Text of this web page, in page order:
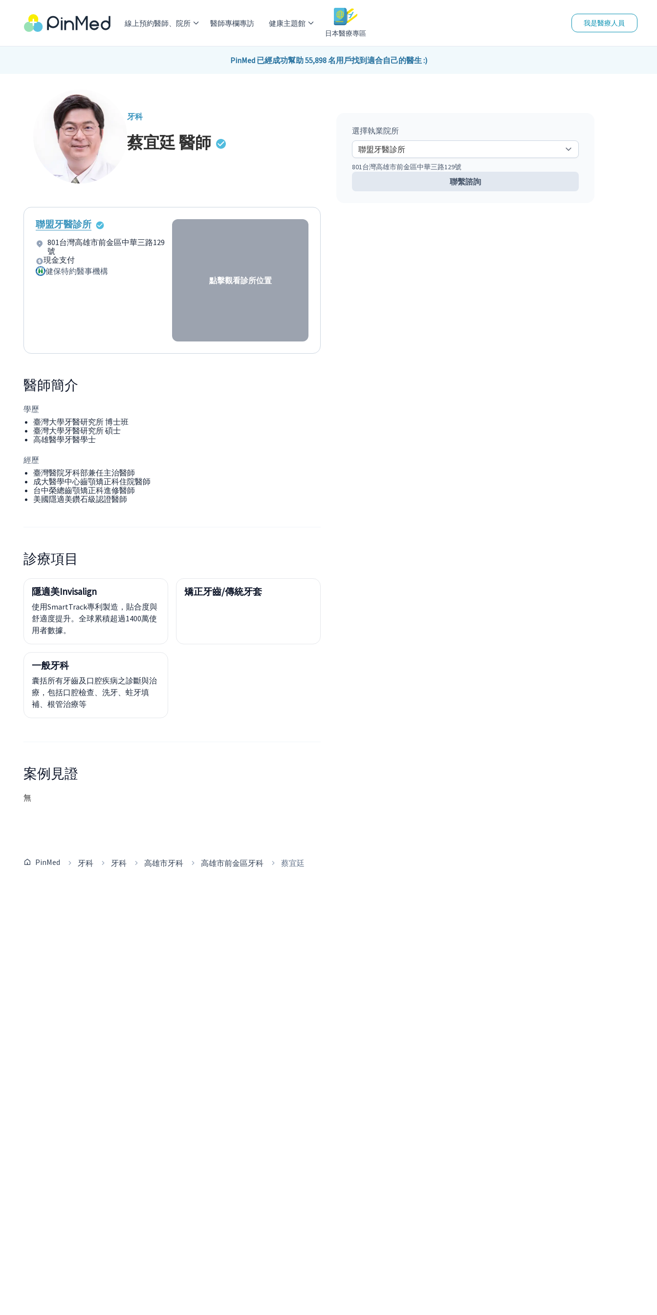
線上預約醫師、院所 醫師專欄專訪 健康主題館
日本醫療專區
我是醫療人員
PinMed 已經成功幫助 55,898 名用戶找到適合自己的醫生 :)
牙科
蔡宜廷醫師
聯盟牙醫診所
801台灣高雄市前金區中華三路129
號
現金支付
健保特約醫事機構
點擊觀看診所位置
醫師簡介
學歷
臺灣大學牙醫研究所 博士班
臺灣大學牙醫研究所 碩士
高雄醫學牙醫學士
經歷
臺灣醫院牙科部兼任主治醫師
成大醫學中心齒顎矯正科住院醫師
台中榮總齒顎矯正科進修醫師
美國隱適美鑽石級認證醫師
診療項目
隱適美Invisalign
使用SmartTrack專利製造，貼合度與
舒適度提升。全球累積超過1400萬使
用者數據。
矯正牙齒/傳統牙套
一般牙科
囊括所有牙齒及口腔疾病之診斷與治
療，包括口腔檢查、洗牙、蛀牙填
補、根管治療等
案例見證
無
PinMed 牙科 牙科 高雄市牙科 高雄市前金區牙科 蔡宜廷
選擇執業院所
801台灣高雄市前金區中華三路129號
聯繫諮詢